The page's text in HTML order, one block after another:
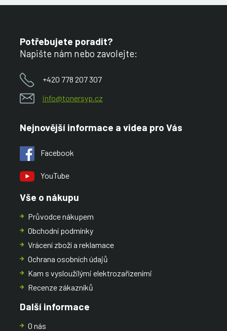
Potřebujete poradit?
Napište nám nebo zavolejte:
+420 778 207 307
info@tonersyp.cz
Nejnovější informace a videa pro Vás
Facebook
YouTube
Vše o nákupu
Průvodce nákupem
Obchodní podmínky
Vrácení zboží a reklamace
Ochrana osobních údajů
Kam s vysloužilými elektrozařízeními
Recenze zákazníků
Další informace
O nás